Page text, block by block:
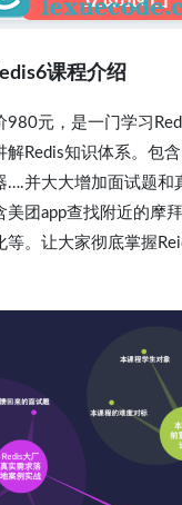
课程介绍
元，是一门学习
解Redis知识体系。包
….并大大增加面试题
团app查找附近的摩
。让大家彻底掌握